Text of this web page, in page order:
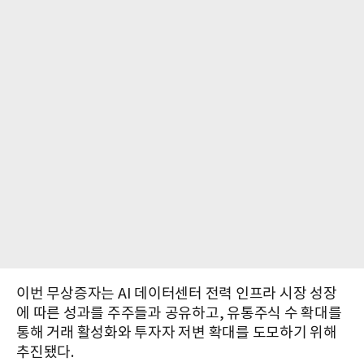
이번 무상증자는 AI 데이터센터 전력 인프라 시장 성장
에 따른 성과를 주주들과 공유하고, 유통주식 수 확대를
통해 거래 활성화와 투자자 저변 확대를 도모하기 위해
추진됐다.